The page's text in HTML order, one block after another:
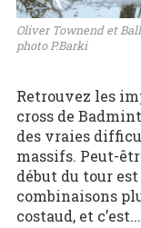
Oliver Townend et
photo P.Barki
Retrouvez les
cross de
des vraies
massifs. Peut-
début du tour
combinaisons
costaud, et c’est...